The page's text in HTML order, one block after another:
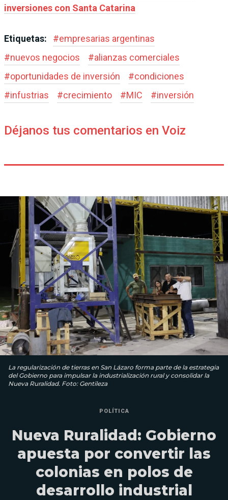
inversiones con Santa Catarina
Etiquetas: #empresarias argentinas
#nuevos negocios #alianzas comerciales
#oportunidades de inversión #condiciones
#infustrias #crecimiento #MIC #inversión
Déjanos tus comentarios en Voiz
La regularización de tierras en San Lázaro forma parte de la estrategia
del Gobierno para impulsar la industrialización rural y consolidar la
Nueva Ruralidad. Foto: Gentileza
POLÍTICA
Nueva Ruralidad: Gobierno
apuesta por convertir las
colonias en polos de
desarrollo industrial